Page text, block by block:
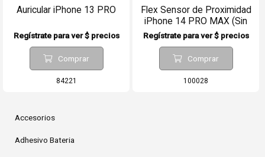
Accesorios
Adhesivo Bateria
Auricular iPhone 13 PRO
Regístrate para ver $ precios
Comprar
84221
Flex Sensor de Proximidad
iPhone 14 PRO MAX (Sin
Auricular)
Regístrate para ver $ precios
Comprar
100028